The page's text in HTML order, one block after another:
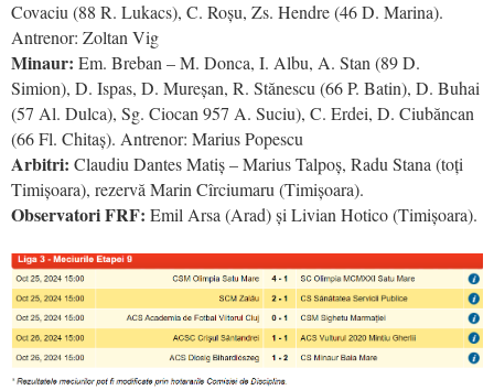
Covaciu (88 R. Lukacs), C. Roșu, Zs. Hendre (46 D. Marina).
Antrenor: Zoltan Vig
Minaur: Em. Breban – M. Donca, I. Albu, A. Stan (89 D.
Simion), D. Ispas, D. Mureșan, R. Stănescu (66 P. Batin), D. Buhai
(57 Al. Dulca), Sg. Ciocan 957 A. Suciu), C. Erdei, D. Ciubăncan
(66 Fl. Chitaș). Antrenor: Marius Popescu
Arbitri: Claudiu Dantes Matiș – Marius Talpoș, Radu Stana (toți
Timișoara), rezervă Marin Cîrciumaru (Timișoara).
Observatori FRF: Emil Arsa (Arad) și Livian Hotico (Timișoara).